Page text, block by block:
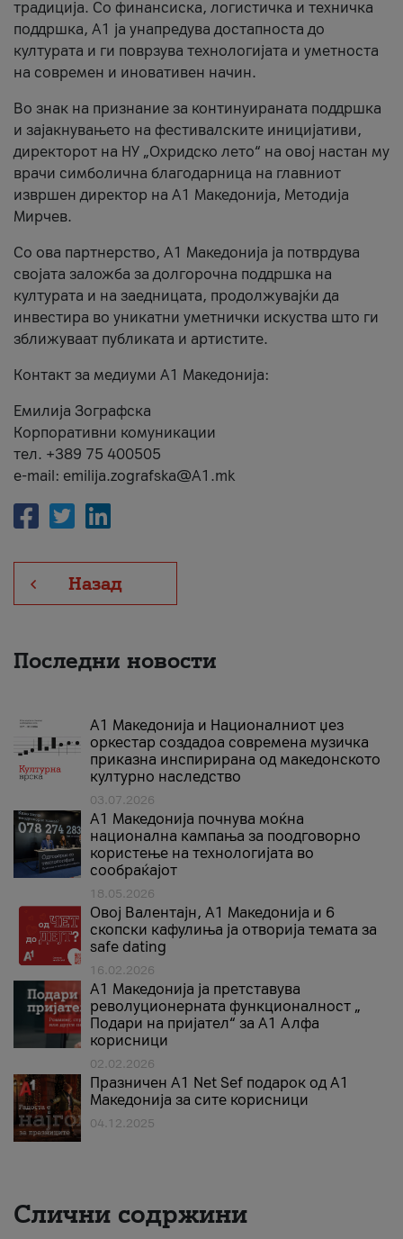
традиција. Со финансиска, логистичка и техничка
поддршка, A1 ја унапредува достапноста до
културата и ги поврзува технологијата и уметноста
на современ и иновативен начин.
Во знак на признание за континуираната поддршка
и зајакнувањето на фестивалските иницијативи,
директорот на НУ „Охридско лето“ на овој настан му
врачи симболична благодарница на главниот
извршен директор на A1 Македонија, Методија
Мирчев.
Со ова партнерство, A1 Македонија ја потврдува
својата заложба за долгорочна поддршка на
културата и на заедницата, продолжувајќи да
инвестира во уникатни уметнички искуства што ги
зближуваат публиката и артистите.
Контакт за медиуми А1 Македонија:
Емилија Зографска
Корпоративни комуникации
тел. +389 75 400505
e-mail: emilija.zografska@A1.mk
Назад
Последни новости
А1 Македонија и Националниот џез
оркестар создадоа современа музичка
приказна инспирирана од македонското
културно наследство
03.07.2026
A1 Македонија почнува моќна
национална кампања за поодговорно
користење на технологијата во
сообраќајот
18.05.2026
Овој Валентајн, A1 Македонија и 6
скопски кафулиња ја отворија темата за
safe dating
16.02.2026
А1 Македонија ја претставува
револуционерната функционалност „
Подари на пријател“ за А1 Алфа
корисници
02.02.2026
Празничен A1 Net Sеf подарок од А1
Македонија за сите корисници
04.12.2025
Слични содржини